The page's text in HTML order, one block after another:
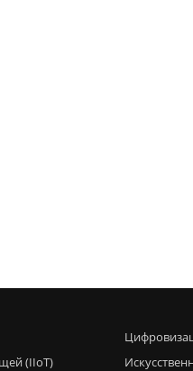
(IIoT)